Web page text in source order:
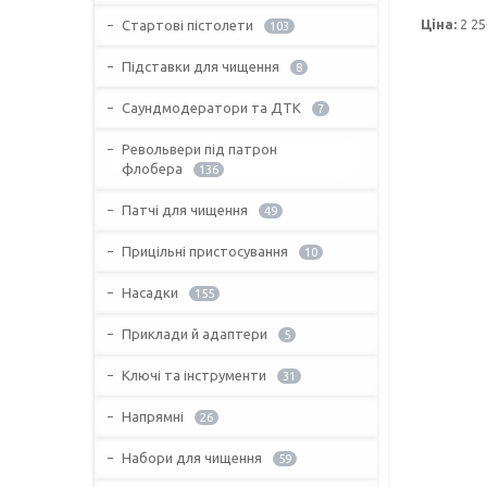
Ціна: 2
Стартові пістолети 103
Підставки для чищення 8
Саундмодератори та ДТК 7
Револьвери під патрон
флобера
136
Патчі для чищення 49
Прицільні пристосування 10
Насадки 155
Приклади й адаптери 5
Ключі та інструменти 31
Напрямні 26
Набори для чищення 59